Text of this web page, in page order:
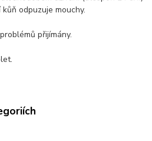
odpuzuje mouchy.
přijímány.